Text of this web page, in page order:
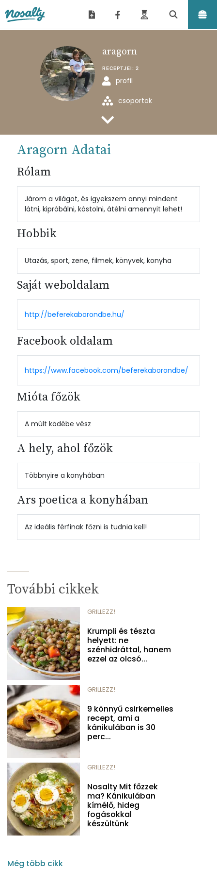
Nosalty
aragorn
RECEPTJEI: 2
profil
csoportok
Aragorn Adatai
Rólam
Járom a világot, és igyekszem annyi mindent
látni, kipróbálni, kóstolni, átélni amennyit lehet!
Hobbik
Utazás, sport, zene, filmek, könyvek, konyha
Saját weboldalam
http://beferekaborondbe.hu/
Facebook oldalam
https://www.facebook.com/beferekaborondbe/
Mióta főzök
A múlt ködébe vész
A hely, ahol főzök
Többnyire a konyhában
Ars poetica a konyhában
Az ideális férfinak főzni is tudnia kell!
További cikkek
GRILLEZZ!
Krumpli és tészta
helyett: ne
szénhidráttal, hanem
ezzel az olcsó...
GRILLEZZ!
9 könnyű csirkemelles
recept, ami a
kánikulában is 30
perc...
GRILLEZZ!
Nosalty Mit főzzek
ma? Kánikulában
kímélő, hideg
fogásokkal
készültünk
Még több cikk